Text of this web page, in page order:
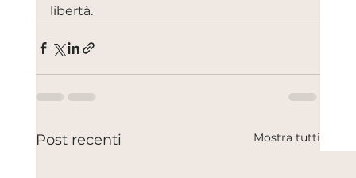
libertà.
Post recenti Mostra tutti